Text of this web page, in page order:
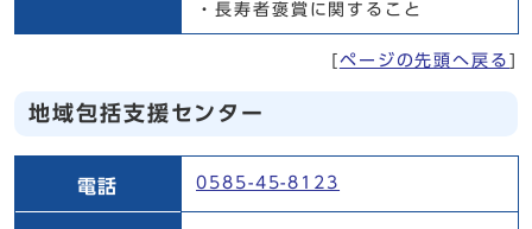
・長寿者褒賞に関すること
ページの先頭へ戻る
地域包括支援センター
電話
0585-45-8123